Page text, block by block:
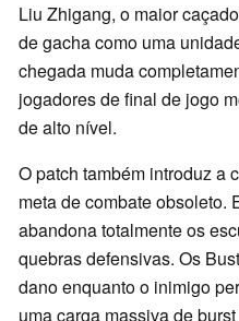
Liu Zhigang, o maior
de gacha como uma
chegada muda
jogadores de final de jogo
de alto nível.
O patch também introduz a
meta de combate obsoleto.
abandona totalmente os
quebras defensivas. Os
dano enquanto o inimigo
uma carga massiva de